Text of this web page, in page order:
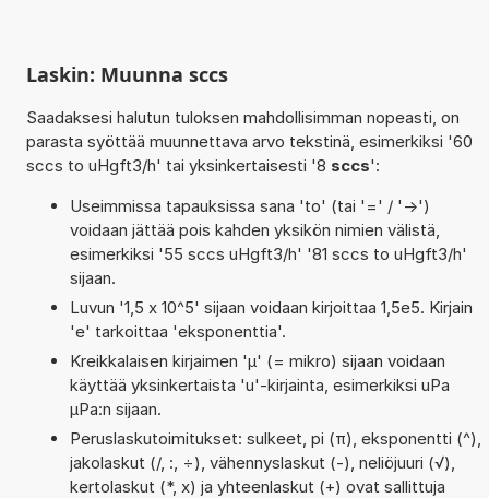
Laskin: Muunna sccs
Saadaksesi halutun tuloksen mahdollisimman nopeasti, on
parasta syöttää muunnettava arvo tekstinä, esimerkiksi '60
sccs to uHgft3/h' tai yksinkertaisesti '8 sccs':
Useimmissa tapauksissa sana 'to' (tai '=' / '->')
voidaan jättää pois kahden yksikön nimien välistä,
esimerkiksi '55 sccs uHgft3/h' '81 sccs to uHgft3/h'
sijaan.
Luvun '1,5 x 10^5' sijaan voidaan kirjoittaa 1,5e5. Kirjain
'e' tarkoittaa 'eksponenttia'.
Kreikkalaisen kirjaimen 'µ' (= mikro) sijaan voidaan
käyttää yksinkertaista 'u'-kirjainta, esimerkiksi uPa
µPa:n sijaan.
Peruslaskutoimitukset: sulkeet, pi (π), eksponentti (^),
jakolaskut (/, :, ÷), vähennyslaskut (-), neliöjuuri (√),
kertolaskut (*, x) ja yhteenlaskut (+) ovat sallittuja